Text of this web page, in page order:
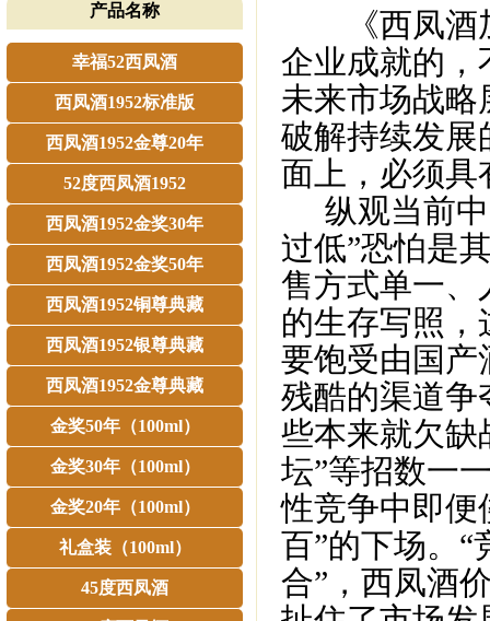
产品名称
幸福52西凤酒
西凤酒1952标准版
西凤酒1952金尊20年
52度西凤酒1952
西凤酒1952金奖30年
西凤酒1952金奖50年
西凤酒1952铜尊典藏
西凤酒1952银尊典藏
西凤酒1952金尊典藏
金奖50年（100ml）
金奖30年（100ml）
金奖20年（100ml）
礼盒装（100ml）
45度西凤酒
《西凤酒加
企业成就的，
未来市场战略
破解持续发展
面上，必须具
纵观当前中
过低”恐怕是
售方式单一、
的生存写照
要饱受由国产
残酷的渠道争
些本来就欠缺
坛”等招数一
性竞争中即便
百”的下场。“
合”，西凤酒